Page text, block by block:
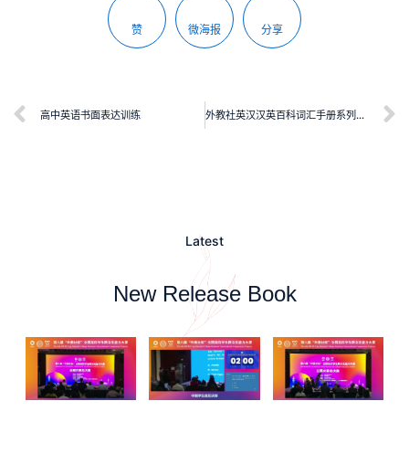
赞 微海报 分享
高中英语书面表达训练 外教社英汉汉英百科词汇手册系列：数学词汇手册
Latest
New Release Book